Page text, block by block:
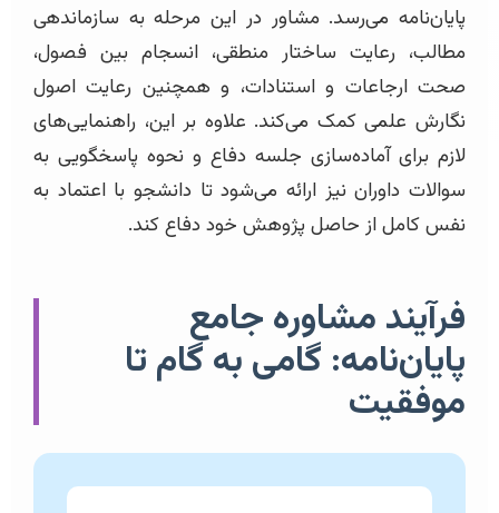
پایان‌نامه می‌رسد. مشاور در این مرحله به سازماندهی
مطالب، رعایت ساختار منطقی، انسجام بین فصول،
صحت ارجاعات و استنادات، و همچنین رعایت اصول
نگارش علمی کمک می‌کند. علاوه بر این، راهنمایی‌های
لازم برای آماده‌سازی جلسه دفاع و نحوه پاسخگویی به
سوالات داوران نیز ارائه می‌شود تا دانشجو با اعتماد به
نفس کامل از حاصل پژوهش خود دفاع کند.
فرآیند مشاوره جامع
پایان‌نامه: گامی به گام تا
موفقیت